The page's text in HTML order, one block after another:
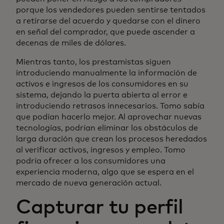
porque los vendedores pueden sentirse tentados
a retirarse del acuerdo y quedarse con el dinero
en señal del comprador, que puede ascender a
decenas de miles de dólares.
Mientras tanto, los prestamistas siguen
introduciendo manualmente la información de
activos e ingresos de los consumidores en su
sistema, dejando la puerta abierta al error e
introduciendo retrasos innecesarios. Tomo sabía
que podían hacerlo mejor. Al aprovechar nuevas
tecnologías, podrían eliminar los obstáculos de
larga duración que crean los procesos heredados
al verificar activos, ingresos y empleo. Tomo
podría ofrecer a los consumidores una
experiencia moderna, algo que se espera en el
mercado de nueva generación actual.
Capturar tu perfil